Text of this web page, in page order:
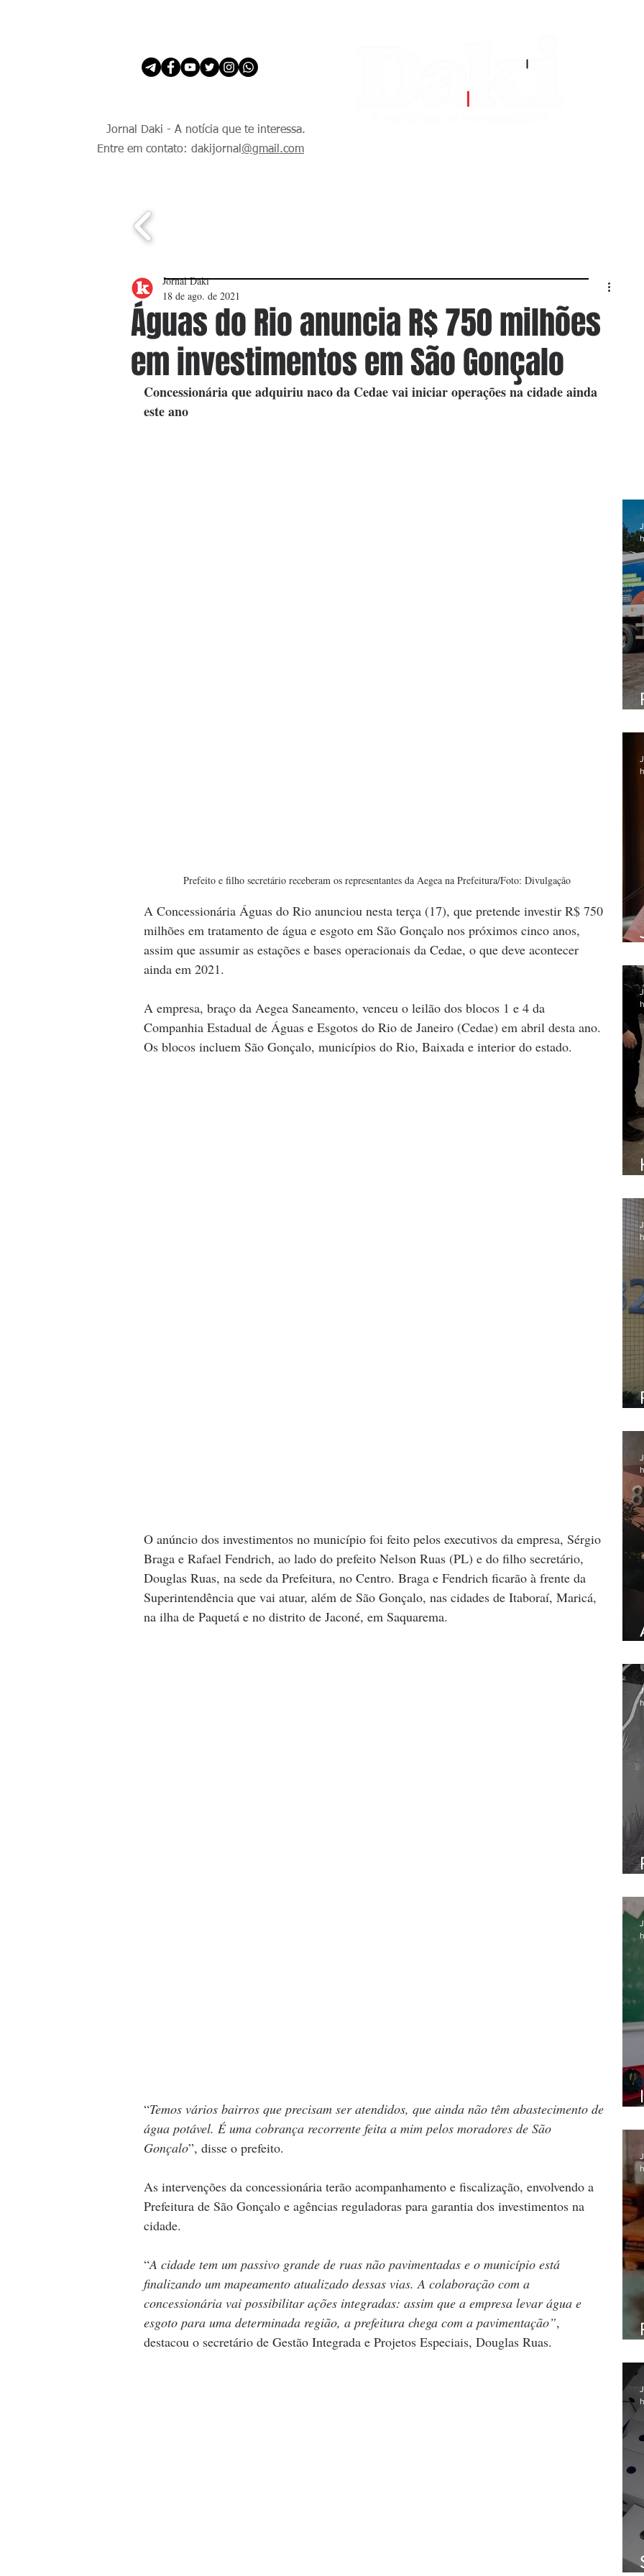
Jornal Daki - A notícia que te interessa.
Entre em contato: dakijornal @gmail.com
Águas do Rio anuncia R$ 750 milhões
em investimentos em São Gonçalo
Jornal Daki
18 de ago. de 2021
Concessionária que adquiriu naco da Cedae vai iniciar operações na cidade ainda
este ano
Prefeito e filho secretário receberam os representantes da Aegea na Prefeitura/Foto: Divulgação
A Concessionária Águas do Rio anunciou nesta terça (17), que pretende investir R$ 750
milhões em tratamento de água e esgoto em São Gonçalo nos próximos cinco anos,
assim que assumir as estações e bases operacionais da Cedae, o que deve acontecer
ainda em 2021.
A empresa, braço da Aegea Saneamento, venceu o leilão dos blocos 1 e 4 da
Companhia Estadual de Águas e Esgotos do Rio de Janeiro (Cedae) em abril desta ano.
Os blocos incluem São Gonçalo, municípios do Rio, Baixada e interior do estado.
O anúncio dos investimentos no município foi feito pelos executivos da empresa, Sérgio
Braga e Rafael Fendrich, ao lado do prefeito Nelson Ruas (PL) e do filho secretário,
Douglas Ruas, na sede da Prefeitura, no Centro. Braga e Fendrich ficarão à frente da
Superintendência que vai atuar, além de São Gonçalo, nas cidades de Itaboraí, Maricá,
na ilha de Paquetá e no distrito de Jaconé, em Saquarema.
“Temos vários bairros que precisam ser atendidos, que ainda não têm abastecimento de
água potável. É uma cobrança recorrente feita a mim pelos moradores de São
Gonçalo”, disse o prefeito.
As intervenções da concessionária terão acompanhamento e fiscalização, envolvendo a
Prefeitura de São Gonçalo e agências reguladoras para garantia dos investimentos na
cidade.
“A cidade tem um passivo grande de ruas não pavimentadas e o município está
finalizando um mapeamento atualizado dessas vias. A colaboração com a
concessionária vai possibilitar ações integradas: assim que a empresa levar água e
esgoto para uma determinada região, a prefeitura chega com a pavimentação”,
destacou o secretário de Gestão Integrada e Projetos Especiais, Douglas Ruas.